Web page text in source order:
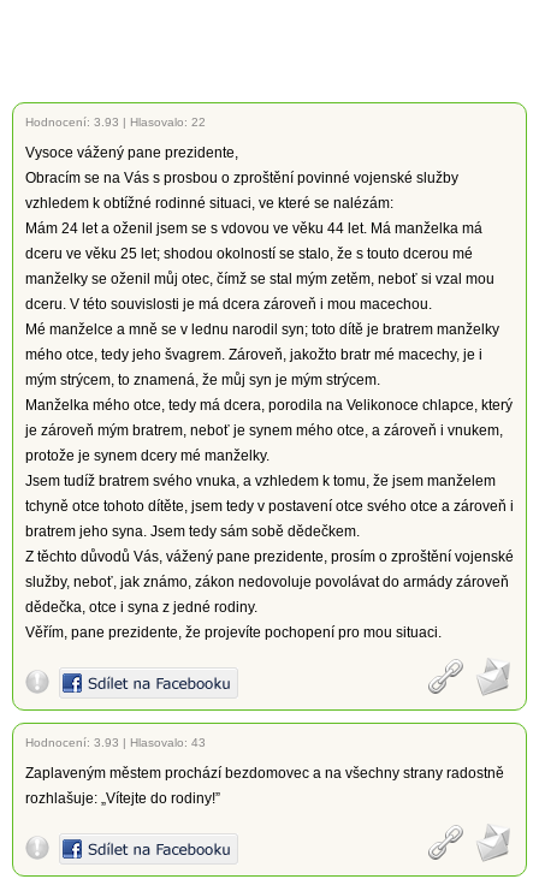
Hodnocení: 3.93 | Hlasovalo: 22
Vysoce vážený pane prezidente,
Obracím se na Vás s prosbou o zproštění povinné vojenské služby
vzhledem k obtížné rodinné situaci, ve které se nalézám:
Mám 24 let a oženil jsem se s vdovou ve věku 44 let. Má manželka má
dceru ve věku 25 let; shodou okolností se stalo, že s touto dcerou mé
manželky se oženil můj otec, čímž se stal mým zetěm, neboť si vzal mou
dceru. V této souvislosti je má dcera zároveň i mou macechou.
Mé manželce a mně se v lednu narodil syn; toto dítě je bratrem manželky
mého otce, tedy jeho švagrem. Zároveň, jakožto bratr mé macechy, je i
mým strýcem, to znamená, že můj syn je mým strýcem.
Manželka mého otce, tedy má dcera, porodila na Velikonoce chlapce, který
je zároveň mým bratrem, neboť je synem mého otce, a zároveň i vnukem,
protože je synem dcery mé manželky.
Jsem tudíž bratrem svého vnuka, a vzhledem k tomu, že jsem manželem
tchyně otce tohoto dítěte, jsem tedy v postavení otce svého otce a zároveň i
bratrem jeho syna. Jsem tedy sám sobě dědečkem.
Z těchto důvodů Vás, vážený pane prezidente, prosím o zproštění vojenské
služby, neboť, jak známo, zákon nedovoluje povolávat do armády zároveň
dědečka, otce i syna z jedné rodiny.
Věřím, pane prezidente, že projevíte pochopení pro mou situaci.
Hodnocení: 3.93 | Hlasovalo: 43
Zaplaveným městem prochází bezdomovec a na všechny strany radostně
rozhlašuje: „Vítejte do rodiny!”